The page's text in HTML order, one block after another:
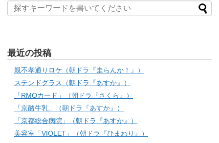
最近の投稿
親不孝通りロケ（朝ドラ『走らんか！』）
ステンドグラス（朝ドラ『あすか』）
「RMOカード」（朝ドラ『さくら』）
「京酪牛乳」（朝ドラ『あすか』）
「京都総合病院」（朝ドラ『あすか』）
美容室「VIOLET」（朝ドラ『ひまわり』）